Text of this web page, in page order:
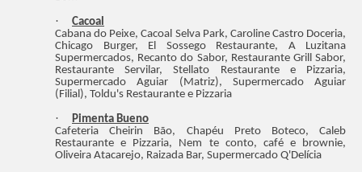
·
Cacoal
Cabana do Peixe, Cacoal Selva Park, Caroline Castro Doceria,
Chicago Burger, El Sossego Restaurante, A Luzitana
Supermercados, Recanto do Sabor, Restaurante Grill Sabor,
Restaurante Servilar, Stellato Restaurante e Pizzaria,
Supermercado Aguiar (Matriz), Supermercado Aguiar
(Filial), Toldu's Restaurante e Pizzaria
·
Pimenta Bueno
Cafeteria Cheirin Bão, Chapéu Preto Boteco, Caleb
Restaurante e Pizzaria, Nem te conto, café e brownie,
Oliveira Atacarejo, Raizada Bar, Supermercado Q'Delícia